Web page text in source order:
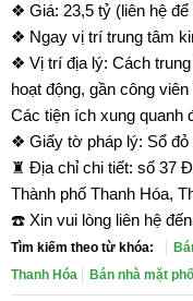
❖ Giá: 23,5 tỷ (liên hệ để
❖ Ngay vị trí trung tâm
❖ Vị trí địa lý: Cách
hoạt động, gần công
Các tiện ích xung quanh
❖ Giấy tờ pháp lý: Sổ đỏ
♜ Địa chỉ chi tiết: số 37
Thành phố Thanh Hóa,
☎️ Xin vui lòng liên hệ
Tìm kiếm theo từ khóa:
Thanh Hóa
Bán nhà mặt